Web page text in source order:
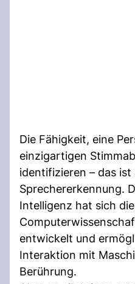
Die Fähigkeit, eine
einzigartigen
identifizieren – das
Sprechererkennung.
Intelligenz hat sich
entwickelt und
Interaktion mit
Berührung.